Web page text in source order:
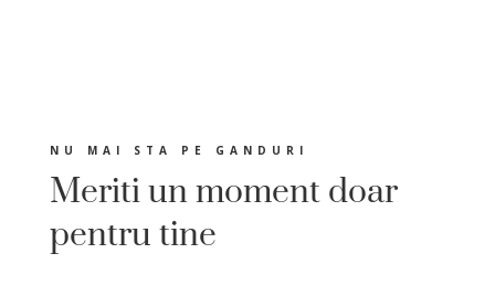
NU MAI STA PE GANDURI
Meriti un moment doar
pentru tine